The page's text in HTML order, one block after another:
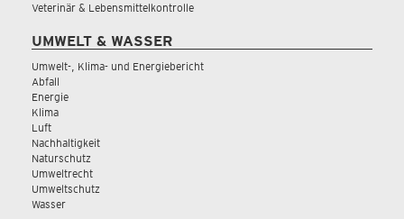
Veterinär & Lebensmittelkontrolle
UMWELT & WASSER
Umwelt-, Klima- und Energiebericht
Abfall
Energie
Klima
Luft
Nachhaltigkeit
Naturschutz
Umweltrecht
Umweltschutz
Wasser